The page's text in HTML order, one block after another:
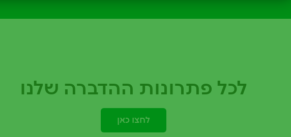
לכל פתרונות ההדברה שלנו
לחצו כאן